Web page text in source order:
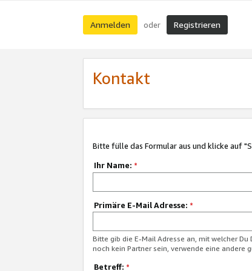
Anmelden oder Registrieren
Kontakt
Bitte fülle das Formular aus und klicke auf
Ihr Name: *
Primäre E-Mail Adresse: *
Bitte gib die E-Mail Adresse an, mit welcher
noch kein Partner sein, verwende eine andere
Betreff: *